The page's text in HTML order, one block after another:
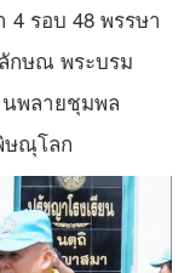
รอบ 48 พรรษา
กษณ พระบรม
พลายชุมพล
ษณุโลก